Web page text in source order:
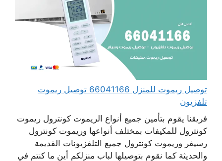
توصيل ريموت للمنزل 66041166 توصيل ريموت
تلفزيون
فريقنا يقوم بتأمين جميع أنواع الريموت كونترول ريموت
كونترول للمكيفات بمختلف أنواعها وريموت كونترول
رسيفر وريموت كونترول جميع التلفزيونات القديمة
والحديثة كما نقوم بتوصيلها لباب منزلكم أين ما كنتم في